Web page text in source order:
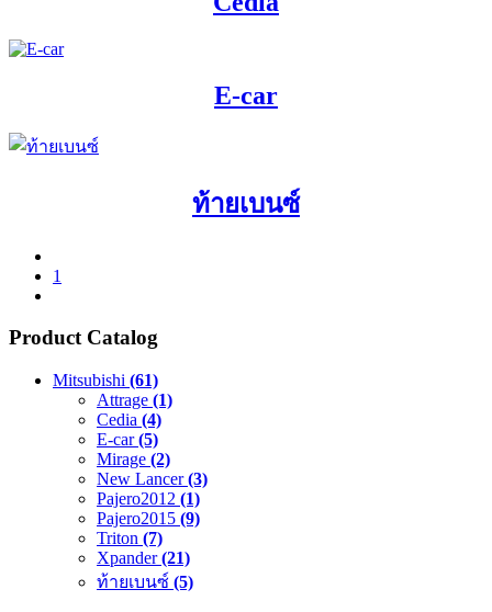
E-car
ท้ายเบนซ์
1
Product Catalog
Mitsubishi (61)
Attrage (1)
Cedia (4)
E-car(5)
Mirage (2)
New Lancer(3)
Pajero2012 (1)
Pajero2015 (9)
Triton (7)
Xpander(21)
ท้ายเบนซ์ (5)